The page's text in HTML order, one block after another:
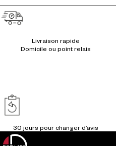
Livraison rapide